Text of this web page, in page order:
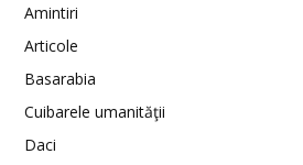
Amintiri
Articole
Basarabia
Cuibarele umanităţii
Daci